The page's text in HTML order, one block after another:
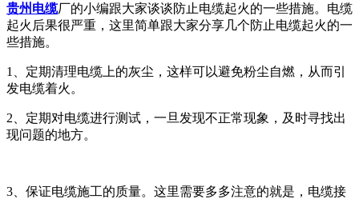
贵州电缆厂的小编跟大家谈谈防止电缆起火的一些措施。电缆
起火后果很严重，这里简单跟大家分享几个防止电缆起火的一
些措施。
1、定期清理电缆上的灰尘，这样可以避免粉尘自燃，从而引
发电缆着火。
2、定期对电缆进行测试，一旦发现不正常现象，及时寻找出
现问题的地方。
3、保证电缆施工的质量。这里需要多多注意的就是，电缆接